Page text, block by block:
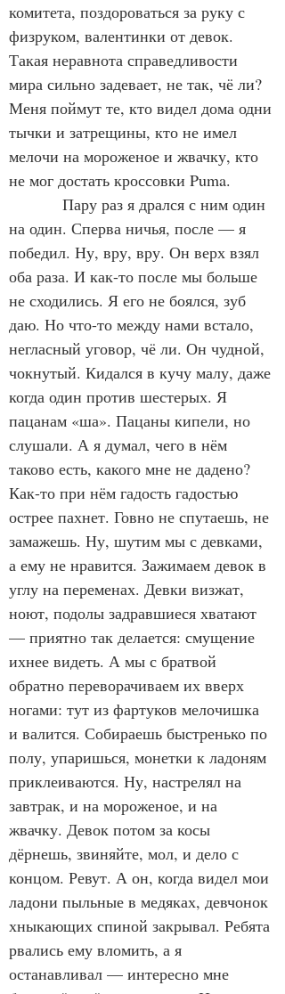
комитета, поздороваться за руку с
физруком, валентинки от девок.
Такая неравнота справедливости
мира сильно задевает, не так, чё ли?
Меня поймут те, кто видел дома одни
тычки и затрещины, кто не имел
мелочи на мороженое и жвачку, кто
не мог достать кроссовки Puma.
на один. Сперва ничья, после — я
победил. Ну, вру, вру. Он верх взял
оба раза. И как-то после мы больше
не сходились. Я его не боялся, зуб
даю. Но что-то между нами встало,
негласный уговор, чё ли. Он чудной,
чокнутый. Кидался в кучу малу, даже
когда один против шестерых. Я
пацанам «ша». Пацаны кипели, но
слушали. А я думал, чего в нём
таково есть, какого мне не дадено?
Как-то при нём гадость гадостью
острее пахнет. Говно не спутаешь, не
замажешь. Ну, шутим мы с девками,
а ему не нравится. Зажимаем девок в
углу на переменах. Девки визжат,
ноют, подолы задравшиеся хватают
— приятно так делается: смущение
ихнее видеть. А мы с братвой
обратно переворачиваем их вверх
ногами: тут из фартуков мелочишка
и валится. Собираешь быстренько по
полу, упаришься, монетки к ладоням
приклеиваются. Ну, настрелял на
завтрак, и на мороженое, и на
жвачку. Девок потом за косы
дёрнешь, звиняйте, мол, и дело с
концом. Ревут. А он, когда видел мои
ладони пыльные в медяках, девчонок
хныкающих спиной закрывал. Ребята
рвались ему вломить, а я
останавливал — интересно мне